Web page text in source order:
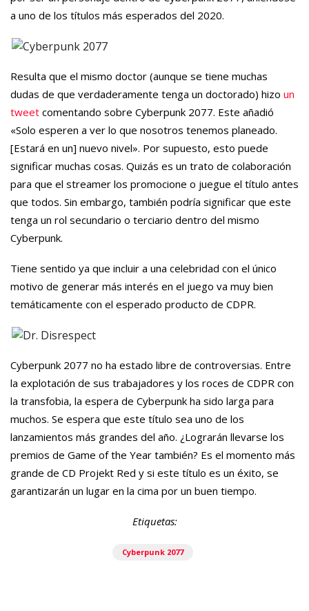
a uno de los títulos más esperados del 2020.
Resulta que el mismo doctor (aunque se tiene muchas
dudas de que verdaderamente tenga un doctorado) hizo un
tweet comentando sobre Cyberpunk 2077. Este añadió
«Solo esperen a ver lo que nosotros tenemos planeado.
[Estará en un] nuevo nivel». Por supuesto, esto puede
significar muchas cosas. Quizás es un trato de colaboración
para que el streamer los promocione o juegue el título antes
que todos. Sin embargo, también podría significar que este
tenga un rol secundario o terciario dentro del mismo
Cyberpunk.
Tiene sentido ya que incluir a una celebridad con el único
motivo de generar más interés en el juego va muy bien
temáticamente con el esperado producto de CDPR.
Cyberpunk 2077 no ha estado libre de controversias. Entre
la explotación de sus trabajadores y los roces de CDPR con
la transfobia, la espera de Cyberpunk ha sido larga para
muchos. Se espera que este título sea uno de los
lanzamientos más grandes del año. ¿Lograrán llevarse los
premios de Game of the Year también? Es el momento más
grande de CD Projekt Red y si este título es un éxito, se
garantizarán un lugar en la cima por un buen tiempo.
Etiquetas:
Cyberpunk 2077